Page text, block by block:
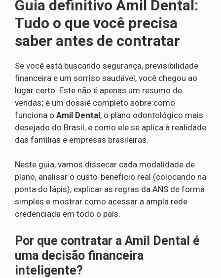
Guia definitivo Amil Dental:
Tudo o que você precisa
saber antes de contratar
Se você está buscando segurança, previsibilidade
financeira e um sorriso saudável, você chegou ao
lugar certo. Este não é apenas um resumo de
vendas; é um dossiê completo sobre como
funciona o Amil Dental, o plano odontológico mais
desejado do Brasil, e como ele se aplica à realidade
das famílias e empresas brasileiras.
Neste guia, vamos dissecar cada modalidade de
plano, analisar o custo-benefício real (colocando na
ponta do lápis), explicar as regras da ANS de forma
simples e mostrar como acessar a ampla rede
credenciada em todo o país.
Por que contratar a Amil Dental é
uma decisão financeira
inteligente?